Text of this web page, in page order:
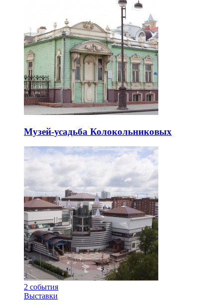
Музей-усадьба Колокольниковых
2 события
Выставки